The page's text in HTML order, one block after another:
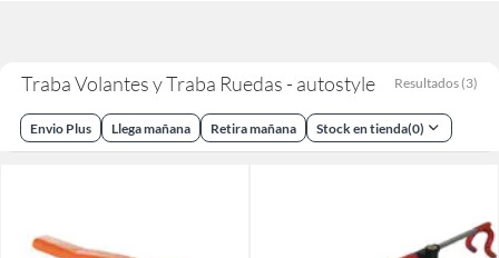
Traba Volantes y Traba Ruedas - autostyle Resultados (3)
Envio Plus Llega mañana Retira mañana Stock en tienda(0)